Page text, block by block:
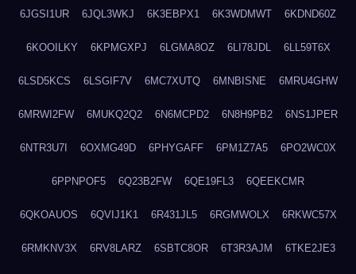
6JGSI1UR 6JQL3WKJ 6K3EBPX1 6K3WDMWT 6KDND60Z
6KOOILKY 6KPMGXPJ 6LGMA8OZ 6LI78JDL 6LL59T6X
6LSD5KCS 6LSGIF7V 6MC7XUTQ 6MNBISNE 6MRU4GHW
6MRWI2FW 6MUKQ2Q2 6N6MCPD2 6N8H9PB2 6NS1JPER
6NTR3U7I 6OXMG49D 6PHYGAFF 6PM1Z7A5 6PO2WC0X
6PPNPOF5 6Q23B2FW 6QE19FL3 6QEEKCMR
6QKOAUOS 6QVIJ1K1 6R431JL5 6RGMWOLX 6RKWC57X
6RMKNV3X 6RV8LARZ 6SBTC8OR 6T3R3AJM 6TKE2JE3